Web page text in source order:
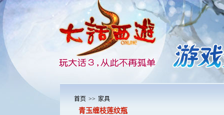
首页 >> 家具
青玉缠枝莲纹瓶